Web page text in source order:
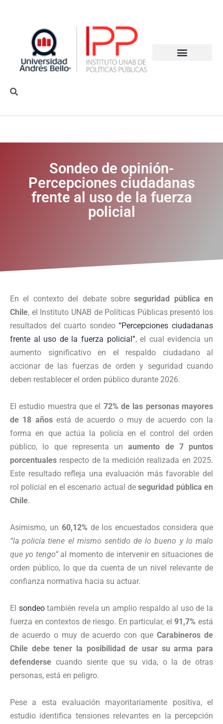
Sondeo de opinión-
Percepciones ciudadanas
frente al uso de la fuerza
policial
En el contexto del debate sobreseguridad pública en
Chile, el Instituto UNAB de Políticas Públicas presentó los
resultados del cuarto sondeo“Percepciones ciudadanas
frente al uso de la fuerza policial”, el cual evidencia un
aumento significativo en el respaldo ciudadano al
accionar de las fuerzas de orden y seguridad cuando
deben restablecer el orden público durante 2026.
El estudio muestra que el 72% de las personas mayores
de 18 añosestá de acuerdo o muy de acuerdo con la
forma en que actúa la policía en el control del orden
público, lo que representa unaumento de 7 puntos
porcentuales respecto de la medición realizada en 2025.
Este resultado refleja una evaluación más favorable del
rol policial en el escenario actual deseguridad pública en
Chile.
Asimismo, un 60,12% de los encuestados considera que
“la policía tiene el mismo sentido de lo bueno y lo malo
que yo tengo”al momento de intervenir en situaciones de
orden público, lo que da cuenta de un nivel relevante de
confianza normativa hacia su actuar.
El sondeotambién revela un amplio respaldo al uso de la
fuerza en contextos de riesgo. En particular, el91,7% está
de acuerdo o muy de acuerdo con queCarabineros de
Chile debe tener la posibilidad de usar su arma para
defenderse cuando siente que su vida, o la de otras
personas, está en peligro.
Pese a esta evaluación mayoritariamente positiva, el
estudio identifica tensiones relevantes en la percepción